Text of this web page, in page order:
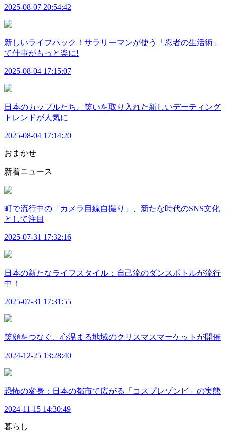
2025-08-07 20:54:42
新しいライフハック！サラリーマンが使う「忍者の生活術」
で仕事がもっと楽に!
2025-08-04 17:15:07
日本のカップルたち、笑いを取り入れた新しいデーティング
トレンドが人気に
2025-08-04 17:14:20
おまかせ
新着ニュース
町で流行中の「カメラ目線自撮り」、新たな時代のSNS文化
として注目
2025-07-31 17:32:16
日本の新たなライフスタイル：自己流のダンスボトルが流行
中！
2025-07-31 17:31:55
笑顔をつなぐ、心温まる地域のクリスマスマーケットが開催
2024-12-25 13:28:40
恐怖の変身：日本の都市で広がる「コスプレゾンビ」の実態
2024-11-15 14:30:49
暮らし